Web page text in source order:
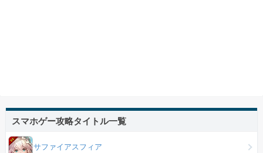
スマホゲー攻略タイトル一覧
サファイアスフィア